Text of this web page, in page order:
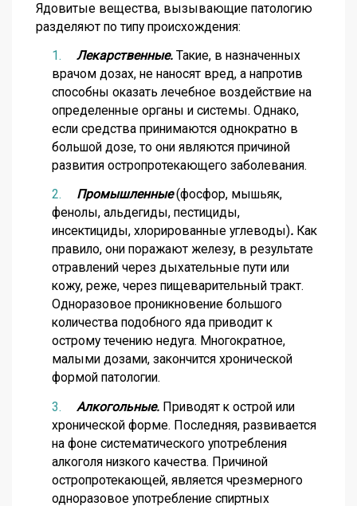
Ядовитые вещества, вызывающие патологию
разделяют по типу происхождения:
Лекарственные. Такие, в назначенных
врачом дозах, не наносят вред, а напротив
способны оказать лечебное воздействие на
определенные органы и системы. Однако,
если средства принимаются однократно в
большой дозе, то они являются причиной
развития остропротекающего заболевания.
Промышленные(фосфор, мышьяк,
фенолы, альдегиды, пестициды,
инсектициды, хлорированные углеводы). Как
правило, они поражают железу, в результате
отравлений через дыхательные пути или
кожу, реже, через пищеварительный тракт.
Одноразовое проникновение большого
количества подобного яда приводит к
острому течению недуга. Многократное,
малыми дозами, закончится хронической
формой патологии.
Алкогольные. Приводят к острой или
хронической форме. Последняя, развивается
на фоне систематического употребления
алкоголя низкого качества. Причиной
остропротекающей, является чрезмерного
одноразовое употребление спиртных